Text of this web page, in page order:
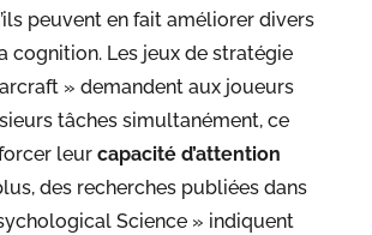
peuvent en fait améliorer divers
cognition. Les jeux de stratégie
» demandent aux joueurs
tâches simultanément, ce
leur capacité d’attention
des recherches publiées dans
Science » indiquent